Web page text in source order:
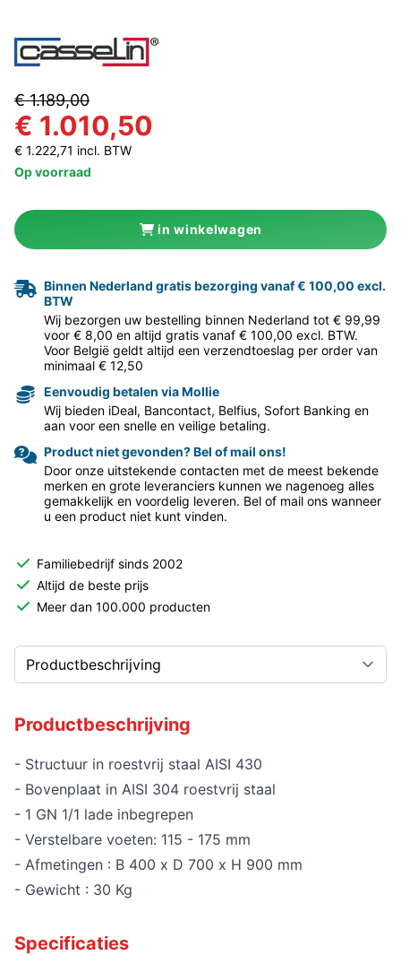
€ 1.189,00
€ 1.010,50
€ 1.222,71 incl. BTW
Op voorraad
in winkelwagen
Binnen Nederland gratis bezorging vanaf € 100,00 excl.
BTW
Wij bezorgen uw bestelling binnen Nederland tot € 99,99
voor € 8,00 en altijd gratis vanaf € 100,00 excl. BTW.
Voor België geldt altijd een verzendtoeslag per order van
minimaal € 12,50
Eenvoudig betalen via Mollie
Wij bieden iDeal, Bancontact, Belfius, Sofort Banking en
aan voor een snelle en veilige betaling.
Product niet gevonden? Bel of mail ons!
Door onze uitstekende contacten met de meest bekende
merken en grote leveranciers kunnen we nagenoeg alles
gemakkelijk en voordelig leveren. Bel of mail ons wanneer
u een product niet kunt vinden.
Familiebedrijf sinds 2002
Altijd de beste prijs
Meer dan 100.000 producten
Productbeschrijving
- Structuur in roestvrij staal AISI 430
- Bovenplaat in AISI 304 roestvrij staal
- 1 GN 1/1 lade inbegrepen
- Verstelbare voeten: 115 - 175 mm
- Afmetingen : B 400 x D 700 x H 900 mm
- Gewicht : 30 Kg
Specificaties